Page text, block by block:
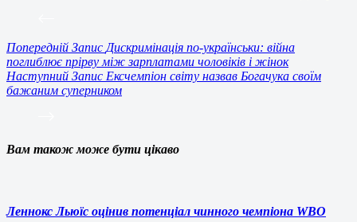
Попередній Запис Дискримінація по-українськи: війна
поглиблює прірву між зарплатами чоловіків і жінок
Наступний Запис Ексчемпіон світу назвав Богачука своїм
бажаним суперником
Вам також може бути цікаво
Леннокс Льюїс оцінив потенціал чинного чемпіона WBO